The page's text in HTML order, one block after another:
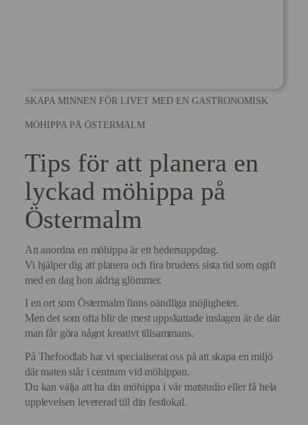
SKAPA MINNEN FÖR LIVET MED EN GASTRONOMISK
MÖHIPPA PÅ ÖSTERMALM
Tips för att planera en
lyckad möhippa på
Östermalm
Att anordna en möhippa är ett hedersuppdrag.
Vi hjälper dig att planera och fira brudens sista tid som ogift
med en dag hon aldrig glömmer.
I en ort som Östermalm finns oändliga möjligheter.
Men det som ofta blir de mest uppskattade inslagen är de där
man får göra något kreativt tillsammans.
På Thefoodlab har vi specialiserat oss på att skapa en miljö
där maten står i centrum vid möhippan.
Du kan välja att ha din möhippa i vår matstudio eller få hela
upplevelsen levererad till din festlokal.